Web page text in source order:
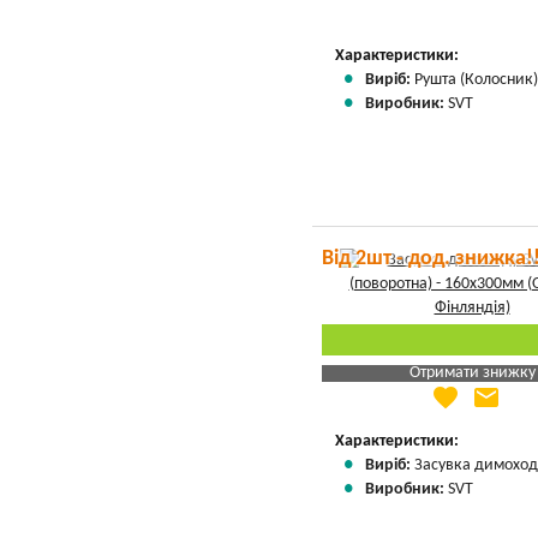
Характеристики:
Виріб: Рушта
Виробник: SVT
Від 2шт - дод.
Отримати знижку
Яка Ваша ціна
favorite email
Характеристики:
Виріб: Засувка
Виробник: SVT